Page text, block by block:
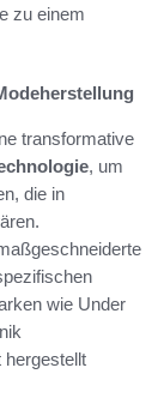
zu einem
transformative
, um
die in
wie Under
hergestellt